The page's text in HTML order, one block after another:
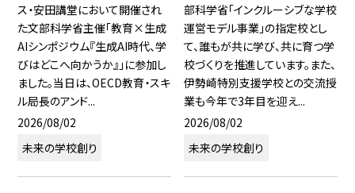
ス・安田講堂において開催され
た文部科学省主催「教育×生成
AIシンポジウム『生成AI時代、学
びはどこへ向かうか』」に参加し
ました。当日は、OECD教育・スキ
ル局長のアンド...
2026/08/02
未来の学校創り
部科学省「インクルーシブな学校
運営モデル事業」の指定校とし
て、誰もが共に学び、共に育つ学
校づくりを推進しています。また、
伊勢崎特別支援学校との交流授
業も今年で3年目を迎え...
2026/08/02
未来の学校創り